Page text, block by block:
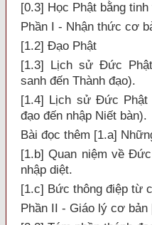
[0.3] Học Phật bằng tinh
Phần I - Nhận thức cơ
[1.2] Ðạo Phật
[1.3] Lịch sử Ðức
sanh đến Thành đạo).
[1.4] Lịch sử Ðức Phật
đạo đến nhập Niết bàn).
Bài đọc thêm [1.a]
[1.b] Quan niệm về
nhập diệt.
[1.c] Bức thông điệp từ
Phần II - Giáo lý cơ bản